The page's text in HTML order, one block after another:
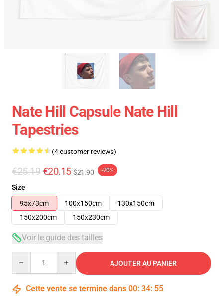
Nate Hill Capsule Nate Hill
Tapestries
(4 customer reviews)
€25.19 €20.15 $21.90 -20%
Size
95x73cm
100x150cm
130x150cm
150x200cm
150x230cm
Voir le guide des tailles
AJOUTER AU PANIER
Cette vente se termine dans 00: 34: 55